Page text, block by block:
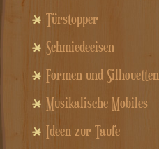
Türstopper
Schmiedeeisen
Formen und Silhouetten
Musikalische Mobiles
Ideen zur Taufe